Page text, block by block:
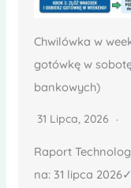
Chwilówka w
gotówkę w
bankowych)
31 Lipca, 2026
Raport
na: 31 lipca